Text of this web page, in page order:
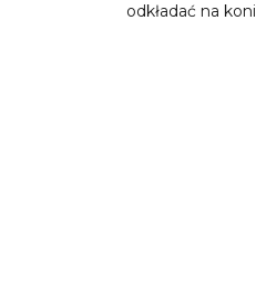
odkładać na